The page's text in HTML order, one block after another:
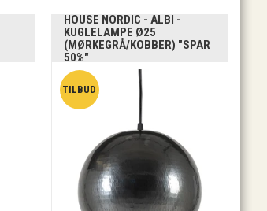
HOUSE NORDIC - ALBI -
KUGLELAMPE Ø25
(MØRKEGRÅ/KOBBER) "SPAR
50%"